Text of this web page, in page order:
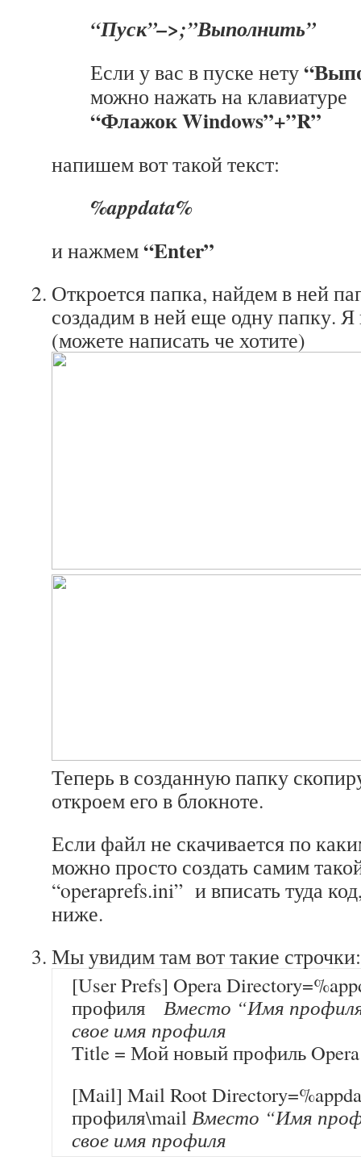
“Пуск”–>;”Выполнить”
Если у вас в пуске нету
можно нажать на клавиатуре
“Флажок Windows”+”R”
напишем вот такой текст:
%appdata%
и нажмем“Enter”
Откроется папка, найдем в ней
создадим в ней еще одну папку. Я
(можете написать че хотите)
Теперь в созданную папку
откроем его в блокноте.
Если файл не скачивается по
можно просто создать самим
“operaprefs.ini” и вписать туда
ниже.
Мы увидим там вот такие строчки:
[User Prefs] Opera
профиля Вместо “Имя
свое имя профиля
Title = Мой новый профиль
[Mail] Mail Root
профиля\mail Вместо “Имя
свое имя профиля